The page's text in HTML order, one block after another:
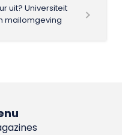
uit? Universiteit
mailomgeving